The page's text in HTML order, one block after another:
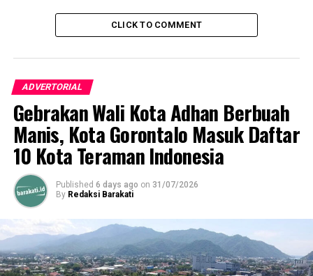
PENDIDIKANTINGGI
PTPEGADAIAN
UNGGORONTALO
UNIVERSITASNEGERIGORONTALO
Curhat ke Komisi 1 DPRD
Nur Afriyanti Nani Harumkan Nama UNG lewat Kongres
Internasional Linguistik Indonesia
CLICK TO COMMENT
ADVERTORIAL
Gebrakan Wali Kota Adhan Berbuah
Manis, Kota Gorontalo Masuk Daftar
10 Kota Teraman Indonesia
Published 6 days ago on 31/07/2026
By Redaksi Barakati